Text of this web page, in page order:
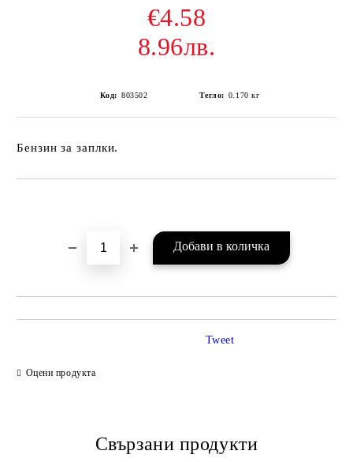
€4.58
8.96лв.
Код: 803502 Тегло: 0.170 кг
Бензин за заплки.
Оцени продукта
Tweet
Свързани продукти